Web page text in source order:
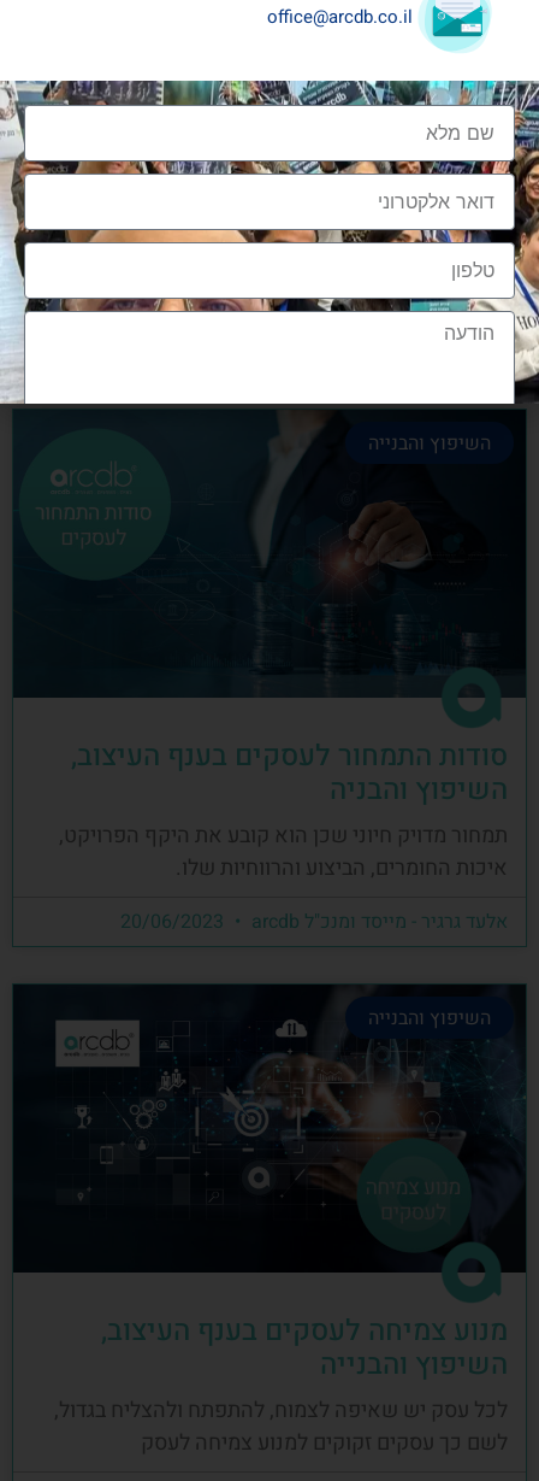
שיתופי פעולה בענף העיצוב והבניה
שיתופי פעולה בענף העיצוב והבניה הם מתכון הכרחי
להצלחה, לנו בארכדיבי יש את הניסיון והיכולת
אלעד גרגיר - מייסד ומנכ"ל arcdb
השיפוץ והבנייה
סודות התמחור לעסקים בענף העיצוב,
השיפוץ והבניה
תמחור מדויק חיוני שכן הוא קובע את היקף הפרויקט,
איכות החומרים, הביצוע והרווחיות שלו.
אלעד גרגיר - מייסד ומנכ"ל arcdb
השיפוץ והבנייה
מנוע צמיחה לעסקים בענף העיצוב,
השיפוץ והבנייה
לכל עסק יש שאיפה לצמוח, להתפתח ולהצליח בגדול,
לשם כך עסקים זקוקים למנוע צמיחה לעסק
office@arcdb.co.il
הצטרפות לקהילה